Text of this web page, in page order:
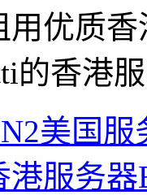
用优质
的香港
美国
港服务